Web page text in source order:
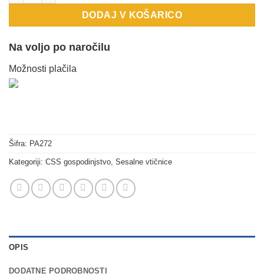
DODAJ V KOŠARICO
Na voljo po naročilu
Možnosti plačila
Šifra: PA272
Kategoriji: CSS gospodinjstvo Sesalne vtičnice
OPIS
DODATNE PODROBNOSTI